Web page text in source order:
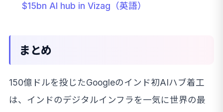
$15bn AI hub in Vizag（英語）
まとめ
150億ドルを投じたGoogleのインド初AIハブ着工
は、インドのデジタルインフラを一気に世界の最